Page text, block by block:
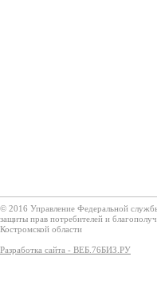
© 2016 Управление Федеральной
защиты прав потребителей и
Костромской области
Разработка сайта - ВЕБ.76БИЗ.РУ